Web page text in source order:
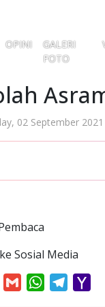
OPINI
GALERI
FOTO
02 September 2021
Sosial Media
TwitterGmail WhatsApp